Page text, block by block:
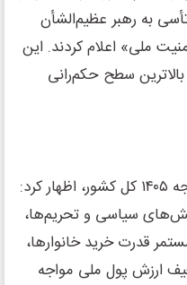
به رهبر عظیم‌الشأن
ملی» اعلام کردند. این
سطح حکم‌رانی
وی در ادامه با اشاره به شرایط کشور در زمان تصویب قانون بودجه ۱۴۰۵ کل کشور، اظهار کرد:
سیاسی و تحریم‌ها،
قدرت خرید خانوارها،
ارزش پول ملی مواجه